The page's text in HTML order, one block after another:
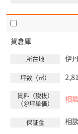
貸倉庫
伊
相
相談